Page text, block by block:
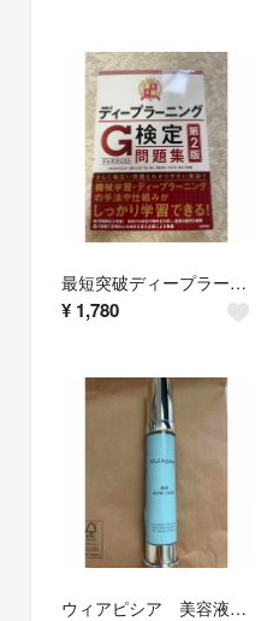
最短突破ディープラーニングＧ検定（ジェネラリスト）問題集
¥ 1,780
ウィアピシア 美容液 薬用アクネケア